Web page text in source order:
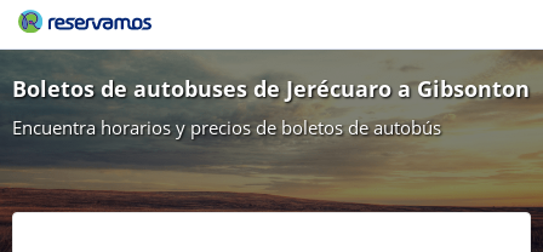
Boletos de autobuses de Jerécuaro a Gibsonton
Encuentra horarios y precios de boletos de autobús